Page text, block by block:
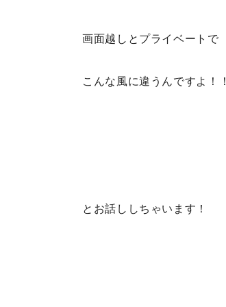
画面越しとプライベートで
こんな風に違うんですよ！！
とお話ししちゃいます！